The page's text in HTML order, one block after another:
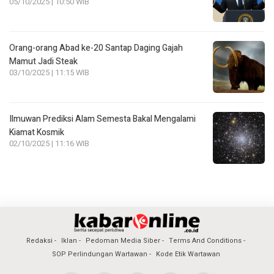
Orang-orang Abad ke-20 Santap Daging Gajah
Mamut Jadi Steak
03/10/2025 | 11:15 WIB
Ilmuwan Prediksi Alam Semesta Bakal Mengalami
Kiamat Kosmik
02/10/2025 | 11:16 WIB
Redaksi Iklan Pedoman Media Siber
Terms And Conditions
SOP Perlindungan Wartawan
Kode Etik Wartawan